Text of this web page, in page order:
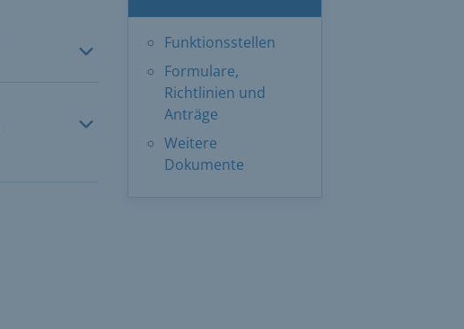
Funktionsstellen
Formulare,
Richtlinien und
Anträge
Weitere
Dokumente